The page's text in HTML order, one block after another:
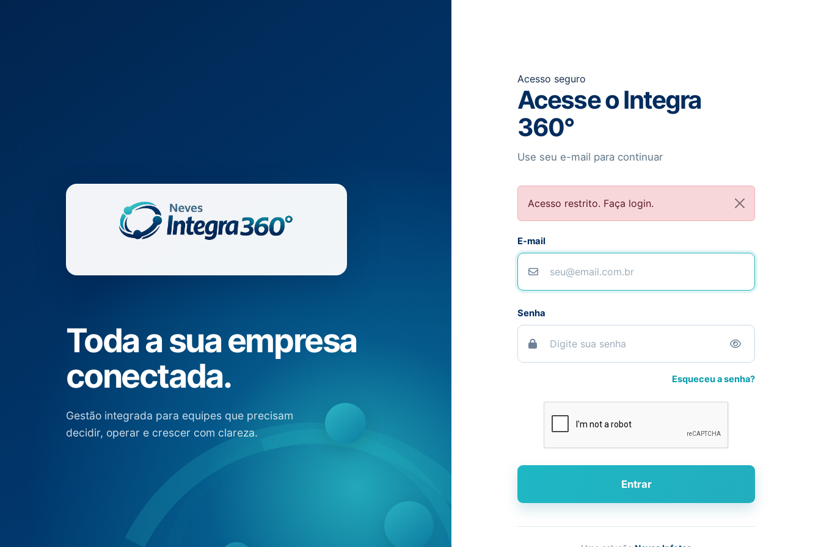
Toda a sua empresa
conectada.
Gestão integrada para equipes que precisam
decidir, operar e crescer com clareza.
Acesso seguro
Acesse o Integra
360°
Use seu e-mail para continuar
Acesso restrito. Faça login.
E-mail
Senha
Esqueceu a senha?
Entrar